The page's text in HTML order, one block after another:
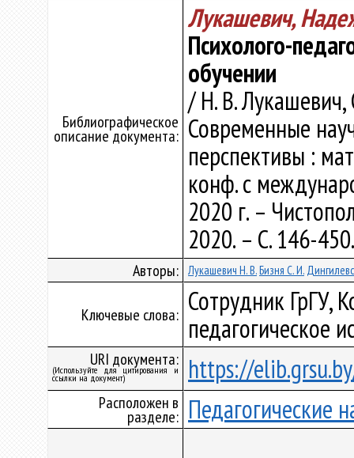
Библиографическое
описание документа:
Лукашевич,
Психолого-
обучении
/ Н. В. Лукашевич,
Современные
перспективы :
конф. с
2020 г. –
2020. – С. 146-
Авторы: Лукашевич Н. В.Бизня С. И.
Ключевые слова: Сотрудник ГрГУ,
педагогическое
URI документа:
(Используйте для цитирования и
ссылки на документ) https://
Расположен в
разделе: Педагогические